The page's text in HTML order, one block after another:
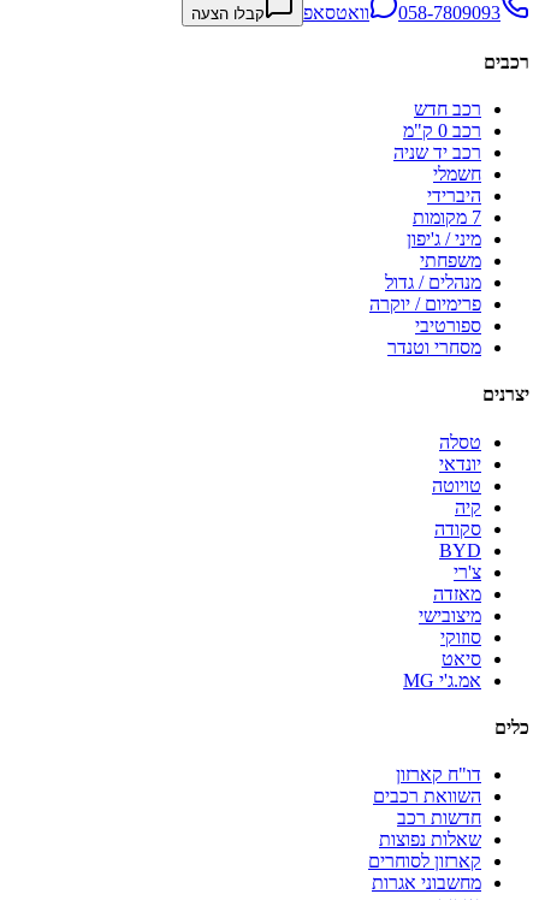
058-7809093 וואטסאפ קבלו הצעה
רכבים
רכב חדש
רכב 0 ק"מ
רכב יד שניה
חשמלי
היברידי
7 מקומות
מיני / ג'יפון
משפחתי
מנהלים / גדול
פרימיום / יוקרה
ספורטיבי
מסחרי וטנדר
יצרנים
טסלה
יונדאי
טויוטה
קיה
סקודה
BYD
צ'רי
מאזדה
מיצובישי
סוזוקי
סיאט
אמ.ג'י MG
כלים
דו"ח קארזון
השוואת רכבים
חדשות רכב
שאלות נפוצות
קארזון לסוחרים
מחשבוני אגרות